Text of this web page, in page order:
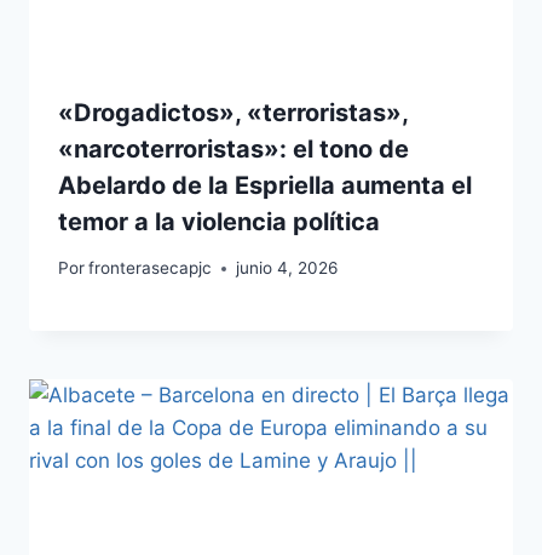
«Drogadictos», «terroristas»,
«narcoterroristas»: el tono de
Abelardo de la Espriella aumenta el
temor a la violencia política
Porfronterasecapjc junio 4, 2026